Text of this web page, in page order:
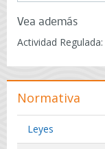
Vea además
Actividad Regulada:
Normativa
Leyes